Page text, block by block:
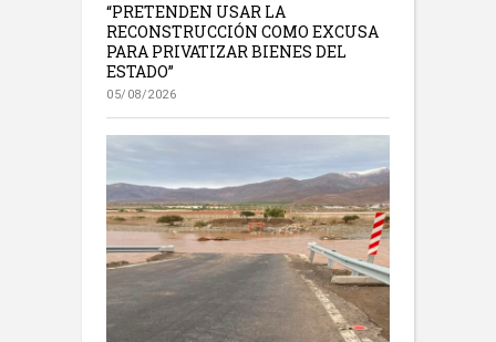
“PRETENDEN USAR LA
RECONSTRUCCIÓN COMO EXCUSA
PARA PRIVATIZAR BIENES DEL
ESTADO”
05/08/2026